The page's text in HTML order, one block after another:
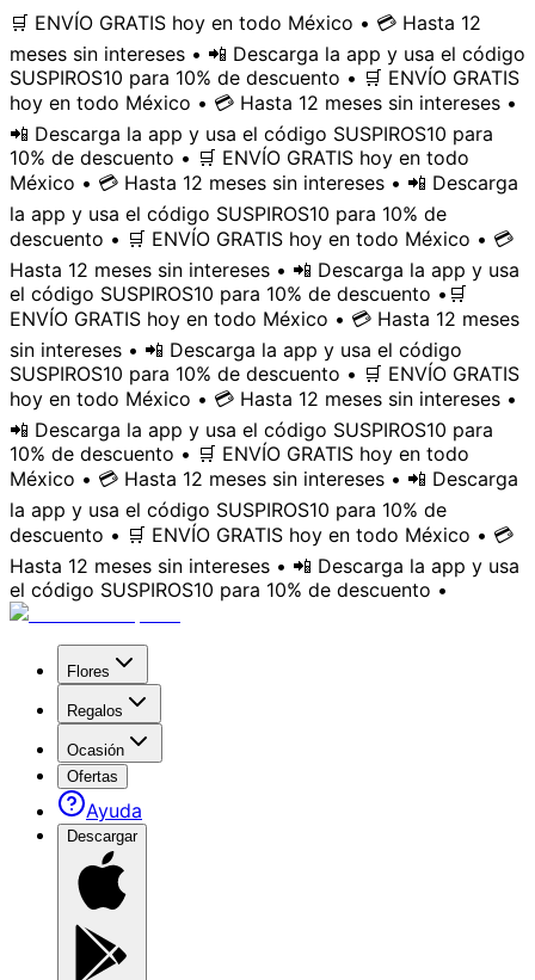
🛒 ENVÍO GRATIS hoy en todo México • 💳 Hasta 12
meses sin intereses • 📲 Descarga la app y usa el código
SUSPIROS10 para 10% de descuento • 🛒 ENVÍO GRATIS
hoy en todo México • 💳 Hasta 12 meses sin intereses •
📲 Descarga la app y usa el código SUSPIROS10 para
10% de descuento • 🛒 ENVÍO GRATIS hoy en todo
México • 💳 Hasta 12 meses sin intereses • 📲 Descarga
la app y usa el código SUSPIROS10 para 10% de
descuento • 🛒 ENVÍO GRATIS hoy en todo México • 💳
Hasta 12 meses sin intereses • 📲 Descarga la app y usa
el código SUSPIROS10 para 10% de descuento • 🛒
ENVÍO GRATIS hoy en todo México • 💳 Hasta 12 meses
sin intereses • 📲 Descarga la app y usa el código
SUSPIROS10 para 10% de descuento • 🛒 ENVÍO GRATIS
hoy en todo México • 💳 Hasta 12 meses sin intereses •
📲 Descarga la app y usa el código SUSPIROS10 para
10% de descuento • 🛒 ENVÍO GRATIS hoy en todo
México • 💳 Hasta 12 meses sin intereses • 📲 Descarga
la app y usa el código SUSPIROS10 para 10% de
descuento • 🛒 ENVÍO GRATIS hoy en todo México • 💳
Hasta 12 meses sin intereses • 📲 Descarga la app y usa
el código SUSPIROS10 para 10% de descuento •
Flores
Regalos
Ocasión
Ofertas
Ayuda
Descargar